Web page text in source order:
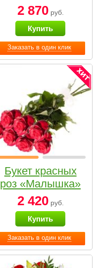
Заказать в один клик
2 870руб.
Купить
Заказать в один клик
Букет красных
роз «Малышка»
2 420руб.
Купить